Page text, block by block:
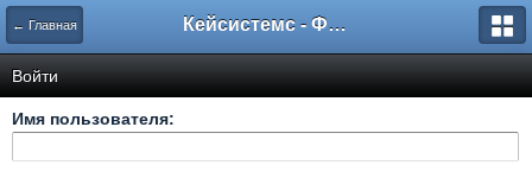
← Главная Кейсистемс - Форумы
Войти
Имя пользователя: